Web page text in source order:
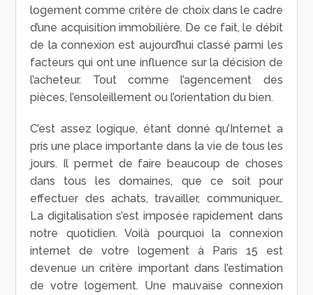
logement comme critère de choix dans le cadre
d’une acquisition immobilière. De ce fait, le débit
de la connexion est aujourd’hui classé parmi les
facteurs qui ont une influence sur la décision de
l’acheteur. Tout comme l’agencement des
pièces, l’ensoleillement ou l’orientation du bien.
C’est assez logique, étant donné qu’Internet a
pris une place importante dans la vie de tous les
jours. Il permet de faire beaucoup de choses
dans tous les domaines, que ce soit pour
effectuer des achats, travailler, communiquer…
La digitalisation s’est imposée rapidement dans
notre quotidien. Voilà pourquoi la connexion
internet de votre logement à Paris 15 est
devenue un critère important dans l’estimation
de votre logement. Une mauvaise connexion